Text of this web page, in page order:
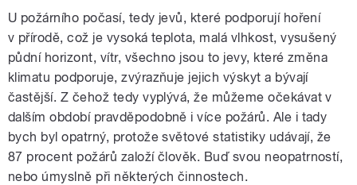
U požárního počasí, tedy jevů, které podporují hoření
v přírodě, což je vysoká teplota, malá vlhkost, vysušený
půdní horizont, vítr, všechno jsou to jevy, které změna
klimatu podporuje, zvýrazňuje jejich výskyt a bývají
častější. Z čehož tedy vyplývá, že můžeme očekávat v
dalším období pravděpodobně i více požárů. Ale i tady
bych byl opatrný, protože světové statistiky udávají, že
87 procent požárů založí člověk. Buď svou neopatrností,
nebo úmyslně při některých činnostech.